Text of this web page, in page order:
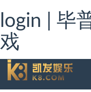
login | 毕
戏